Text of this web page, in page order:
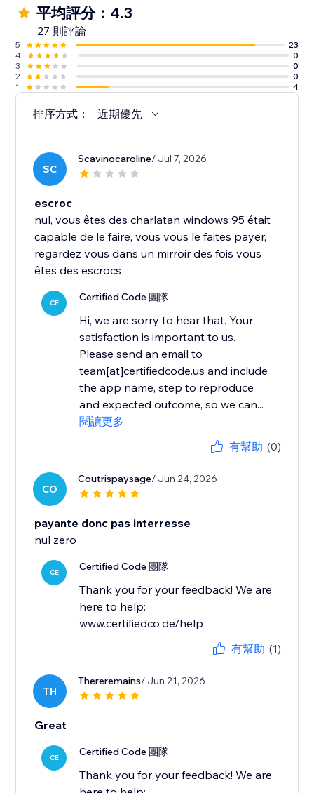
平均評分：4.3
27 則評論
5
23
4
0
3
0
2
0
1
4
排序方式： 近期優先
SC
Scavinocaroline/ Jul 7, 2026
escroc
nul, vous êtes des charlatan windows 95 était
capable de le faire, vous vous le faites payer,
regardez vous dans un mirroir des fois vous
êtes des escrocs
CE Certified Code 團隊
Hi, we are sorry to hear that. Your
satisfaction is important to us.
Please send an email to
team[at]certifiedcode.us and include
the app name, step to reproduce
and expected outcome, so we can...
閱讀更多
有幫助 (0)
CO
Coutrispaysage/ Jun 24, 2026
payante donc pas interresse
nul zero
CE Certified Code 團隊
Thank you for your feedback! We are
here to help:
www.certifiedco.de/help
有幫助 (1)
TH
Thereremains/ Jun 21, 2026
Great
CE Certified Code 團隊
Thank you for your feedback! We are